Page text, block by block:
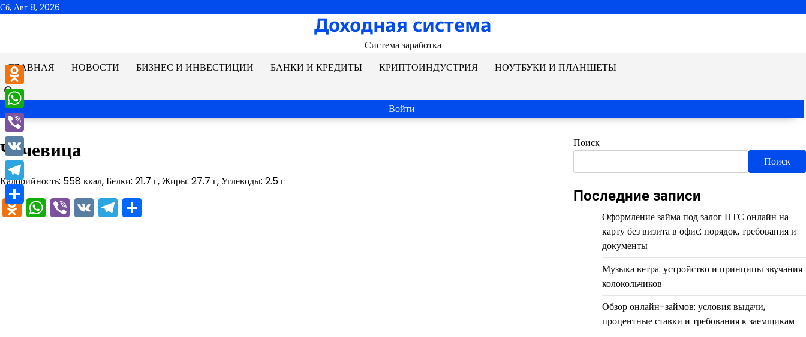
Перейти
Сб, Авг 8, 2026
Доходная система
Система заработка
ГЛАВНАЯ
НОВОСТИ БИЗНЕС И ИНВЕСТИЦИИ БАНКИ И КРЕДИТЫ КРИПТОИНДУСТРИЯ НОУТБУКИ И ПЛАНШЕТЫ
Войти
Чечевица
Калорийность: 558 ккал, Белки: 21.7 г, Жиры: 27.7 г, Углеводы: 2.5 г
Odnoklassniki
WhatsApp
Viber
VKTelegram
Поиск
Поиск
Последние записи
Оформление займа под залог ПТС онлайн на
карту без визита в офис: порядок, требования и
документы
Музыка ветра: устройство и принципы звучания
колокольчиков
Обзор онлайн-займов: условия выдачи,
процентные ставки и требования к заемщикам
Odnoklassniki
WhatsApp
Viber
VK
Telegram
Отправить